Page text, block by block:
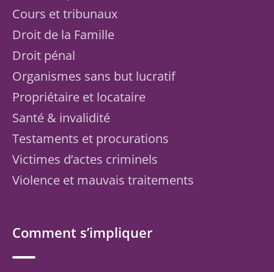
Cours et tribunaux
Droit de la Famille
Droit pénal
Organismes sans but lucratif
Propriétaire et locataire
Santé & invalidité
Testaments et procurations
Victimes d’actes criminels
Violence et mauvais traitements
Comment s’impliquer